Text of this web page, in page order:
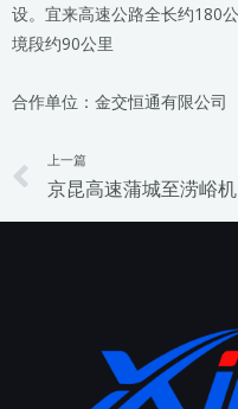
设。宜来高速公路全长约180
境段约90公里
合作单位：金交恒通有限公司
Prev
上一篇